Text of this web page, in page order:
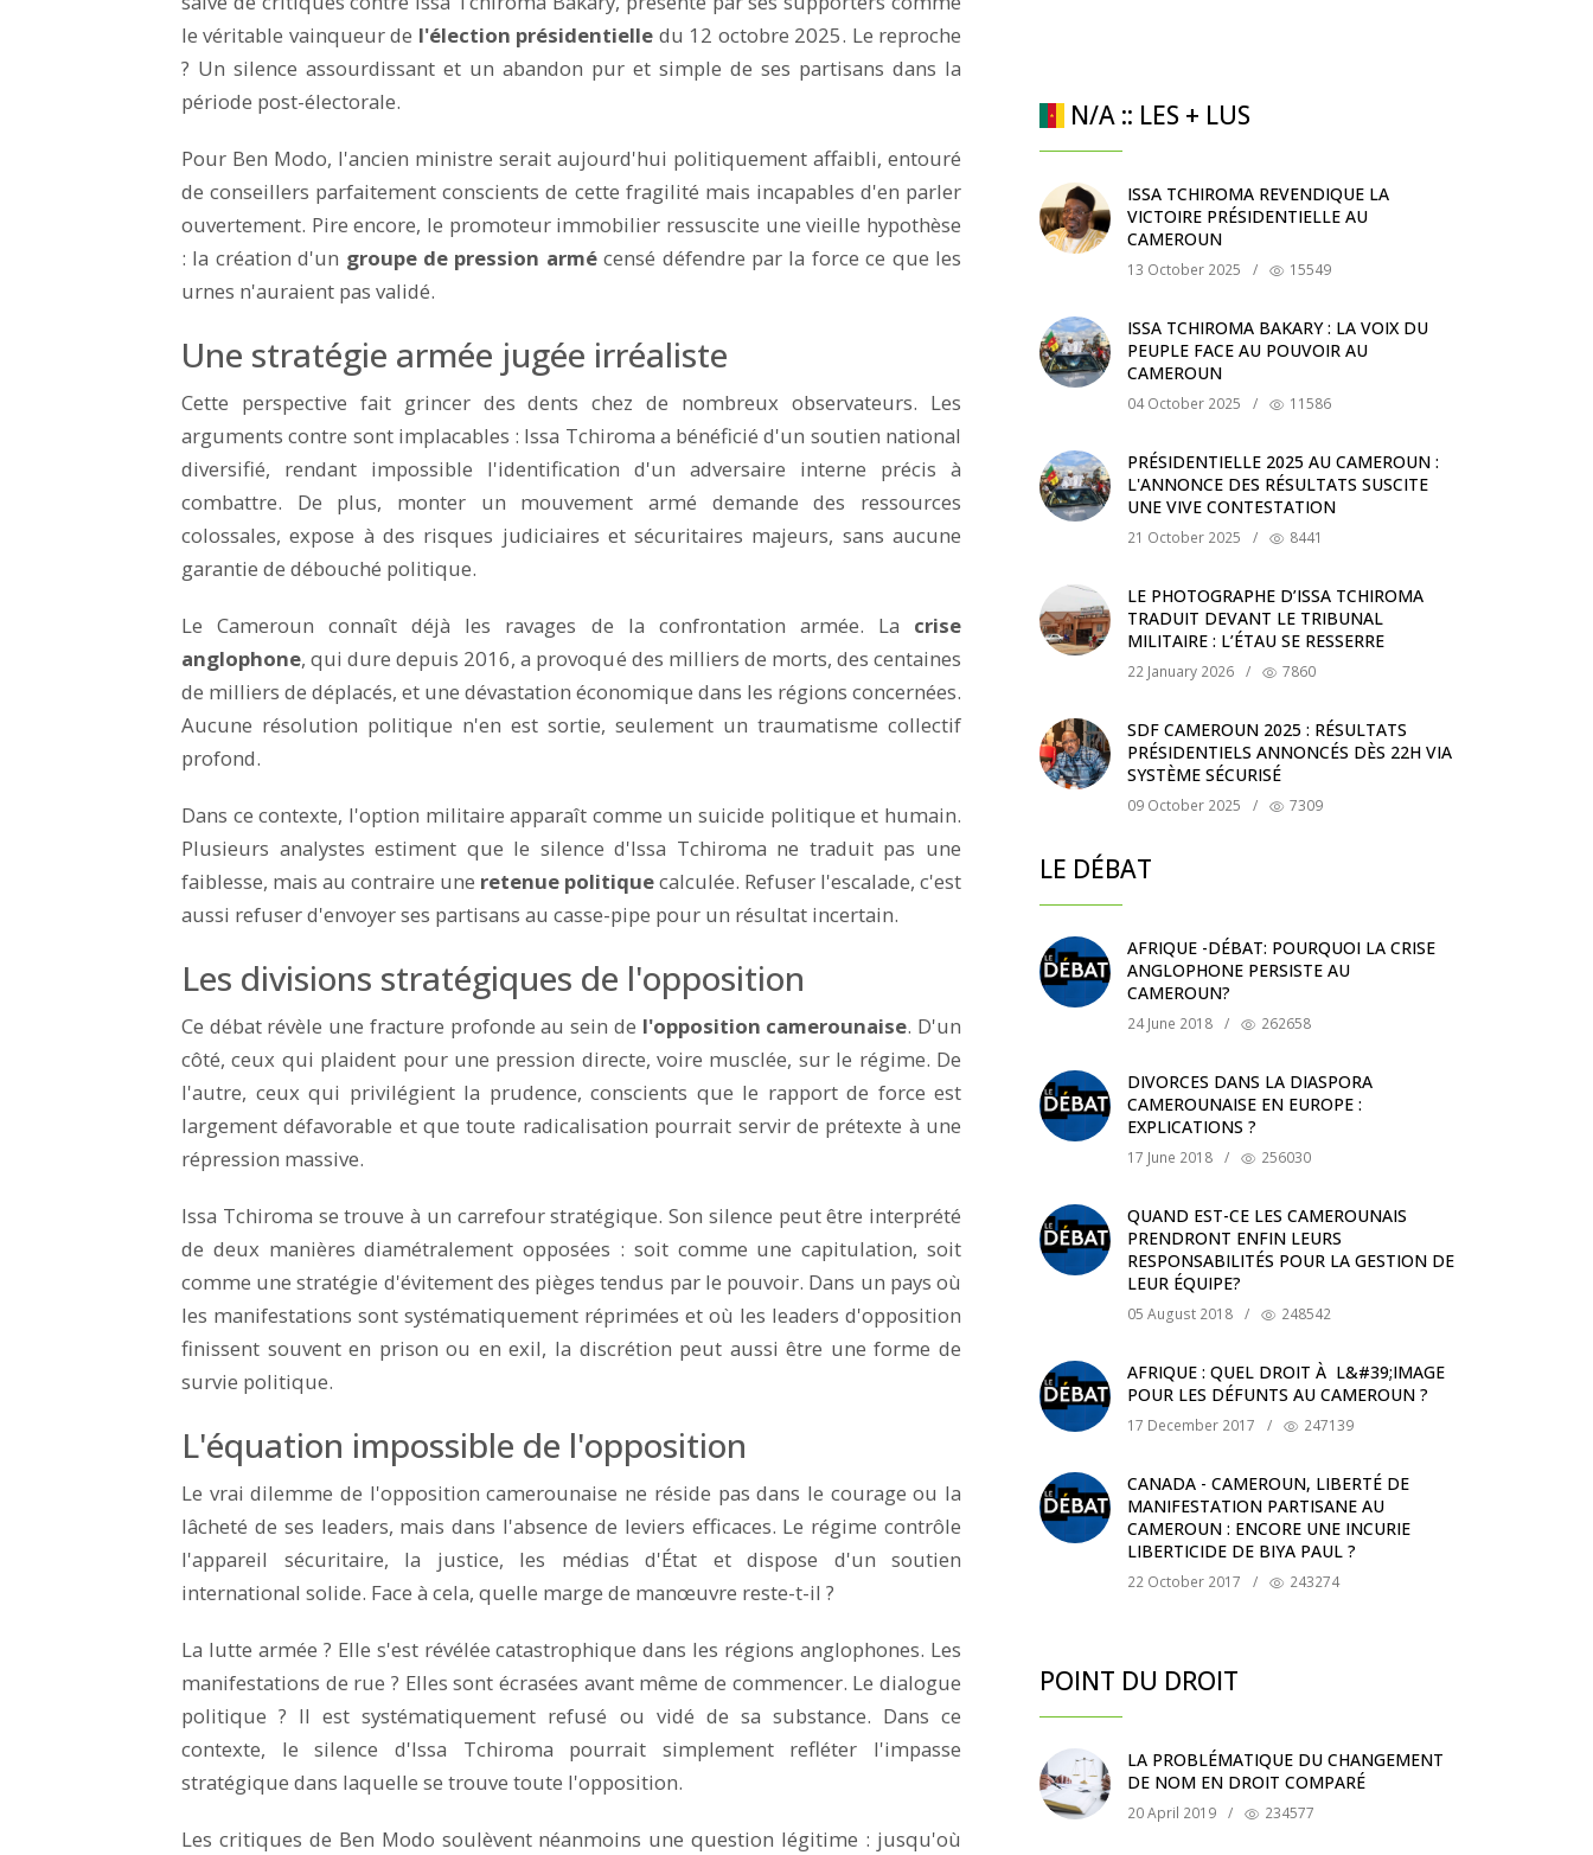
le véritable vainqueur de l'élection présidentielle du 12 octobre 2025. Le reproche
? Un silence assourdissant et un abandon pur et simple de ses partisans dans la
période post-électorale.
Pour Ben Modo, l'ancien ministre serait aujourd'hui politiquement affaibli, entouré
de conseillers parfaitement conscients de cette fragilité mais incapables d'en parler
ouvertement. Pire encore, le promoteur immobilier ressuscite une vieille hypothèse
: la création d'un groupe de pression armécensé défendre par la force ce que les
urnes n'auraient pas validé.
Une stratégie armée jugée irréaliste
Cette perspective fait grincer des dents chez de nombreux observateurs. Les
arguments contre sont implacables : Issa Tchiroma a bénéficié d'un soutien national
diversifié, rendant impossible l'identification d'un adversaire interne précis à
combattre. De plus, monter un mouvement armé demande des ressources
colossales, expose à des risques judiciaires et sécuritaires majeurs, sans aucune
garantie de débouché politique.
Le Cameroun connaît déjà les ravages de la confrontation armée. La crise
anglophone, qui dure depuis 2016, a provoqué des milliers de morts, des centaines
de milliers de déplacés, et une dévastation économique dans les régions concernées.
Aucune résolution politique n'en est sortie, seulement un traumatisme collectif
profond.
Dans ce contexte, l'option militaire apparaît comme un suicide politique et humain.
Plusieurs analystes estiment que le silence d'Issa Tchiroma ne traduit pas une
faiblesse, mais au contraire une retenue politiquecalculée. Refuser l'escalade, c'est
aussi refuser d'envoyer ses partisans au casse-pipe pour un résultat incertain.
Les divisions stratégiques de l'opposition
Ce débat révèle une fracture profonde au sein de l'opposition camerounaise. D'un
côté, ceux qui plaident pour une pression directe, voire musclée, sur le régime. De
l'autre, ceux qui privilégient la prudence, conscients que le rapport de force est
largement défavorable et que toute radicalisation pourrait servir de prétexte à une
répression massive.
Issa Tchiroma se trouve à un carrefour stratégique. Son silence peut être interprété
de deux manières diamétralement opposées : soit comme une capitulation, soit
comme une stratégie d'évitement des pièges tendus par le pouvoir. Dans un pays où
les manifestations sont systématiquement réprimées et où les leaders d'opposition
finissent souvent en prison ou en exil, la discrétion peut aussi être une forme de
survie politique.
L'équation impossible de l'opposition
Le vrai dilemme de l'opposition camerounaise ne réside pas dans le courage ou la
lâcheté de ses leaders, mais dans l'absence de leviers efficaces. Le régime contrôle
l'appareil sécuritaire, la justice, les médias d'État et dispose d'un soutien
international solide. Face à cela, quelle marge de manœuvre reste-t-il ?
La lutte armée ? Elle s'est révélée catastrophique dans les régions anglophones. Les
manifestations de rue ? Elles sont écrasées avant même de commencer. Le dialogue
politique ? Il est systématiquement refusé ou vidé de sa substance. Dans ce
contexte, le silence d'Issa Tchiroma pourrait simplement refléter l'impasse
stratégique dans laquelle se trouve toute l'opposition.
Les critiques de Ben Modo soulèvent néanmoins une question légitime : jusqu'où
N/A :: LES + LUS
ISSA TCHIROMA REVENDIQUE LA
VICTOIRE PRÉSIDENTIELLE AU
CAMEROUN
13 October 2025 / 15549
ISSA TCHIROMA BAKARY : LA VOIX DU
PEUPLE FACE AU POUVOIR AU
CAMEROUN
04 October 2025 / 11586
PRÉSIDENTIELLE 2025 AU CAMEROUN :
L'ANNONCE DES RÉSULTATS SUSCITE
UNE VIVE CONTESTATION
21 October 2025 / 8441
LE PHOTOGRAPHE D’ISSA TCHIROMA
TRADUIT DEVANT LE TRIBUNAL
MILITAIRE : L’ÉTAU SE RESSERRE
22 January 2026 / 7860
SDF CAMEROUN 2025 : RÉSULTATS
PRÉSIDENTIELS ANNONCÉS DÈS 22H VIA
SYSTÈME SÉCURISÉ
09 October 2025 / 7309
LE DÉBAT
AFRIQUE -DÉBAT: POURQUOI LA CRISE
ANGLOPHONE PERSISTE AU
CAMEROUN?
24 June 2018 / 262658
DIVORCES DANS LA DIASPORA
CAMEROUNAISE EN EUROPE :
EXPLICATIONS ?
17 June 2018 / 256030
QUAND EST-CE LES CAMEROUNAIS
PRENDRONT ENFIN LEURS
RESPONSABILITÉS POUR LA GESTION DE
LEUR ÉQUIPE?
05 August 2018 / 248542
AFRIQUE : QUEL DROIT À L&#39;IMAGE
POUR LES DÉFUNTS AU CAMEROUN ?
17 December 2017 / 247139
CANADA - CAMEROUN, LIBERTÉ DE
MANIFESTATION PARTISANE AU
CAMEROUN : ENCORE UNE INCURIE
LIBERTICIDE DE BIYA PAUL ?
22 October 2017 / 243274
POINT DU DROIT
LA PROBLÉMATIQUE DU CHANGEMENT
DE NOM EN DROIT COMPARÉ
20 April 2019 / 234577